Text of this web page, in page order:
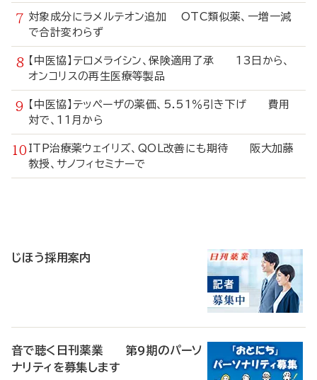
対象成分にラメルテオン追加 OTC類似薬、一増一減
で合計変わらず
【中医協】テロメライシン、保険適用了承 13日から、
オンコリスの再生医療等製品
【中医協】テッペーザの薬価、5.51％引き下げ 費用
対で、11月から
ITP治療薬ウェイリズ、QOL改善にも期待 阪大加藤
教授、サノフィセミナーで
じほう採用案内
音で聴く日刊薬業 第9期のパーソ
ナリティを募集します